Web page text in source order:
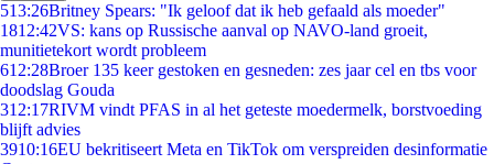
513:26Britney Spears: "Ik geloof dat ik heb gefaald als moeder"
1812:42VS: kans op Russische aanval op NAVO-land groeit,
munitietekort wordt probleem
612:28Broer 135 keer gestoken en gesneden: zes jaar cel en tbs voor
doodslag Gouda
312:17RIVM vindt PFAS in al het geteste moedermelk, borstvoeding
blijft advies
3910:16EU bekritiseert Meta en TikTok om verspreiden desinformatie